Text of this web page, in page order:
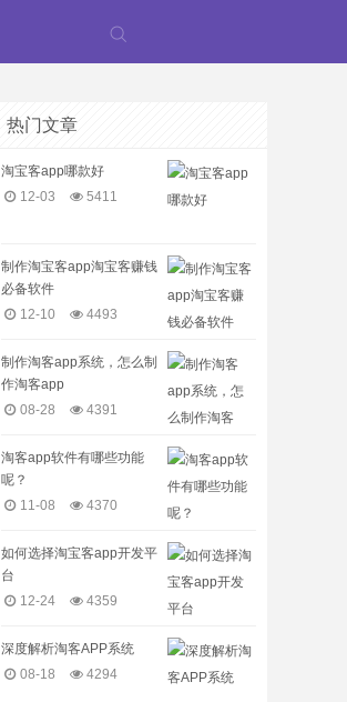
热门文章
淘宝客app哪款好
12-03
5411
制作淘宝客app淘宝客赚钱
必备软件
12-10
4493
制作淘客app系统，怎么制
作淘客app
08-28
4391
淘客app软件有哪些功能
呢？
11-08
4370
如何选择淘宝客app开发平
台
12-24
4359
深度解析淘客APP系统
08-18
4294